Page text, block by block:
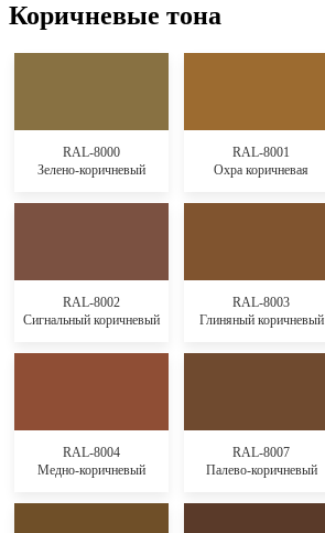
Коричневые тона
RAL-8000
Зелено-коричневый
RAL-8001
Охра коричневая
RAL-8002
Сигнальный коричневый
RAL-8003
Глиняный коричневый
RAL-8004
Медно-коричневый
RAL-8007
Палево-коричневый